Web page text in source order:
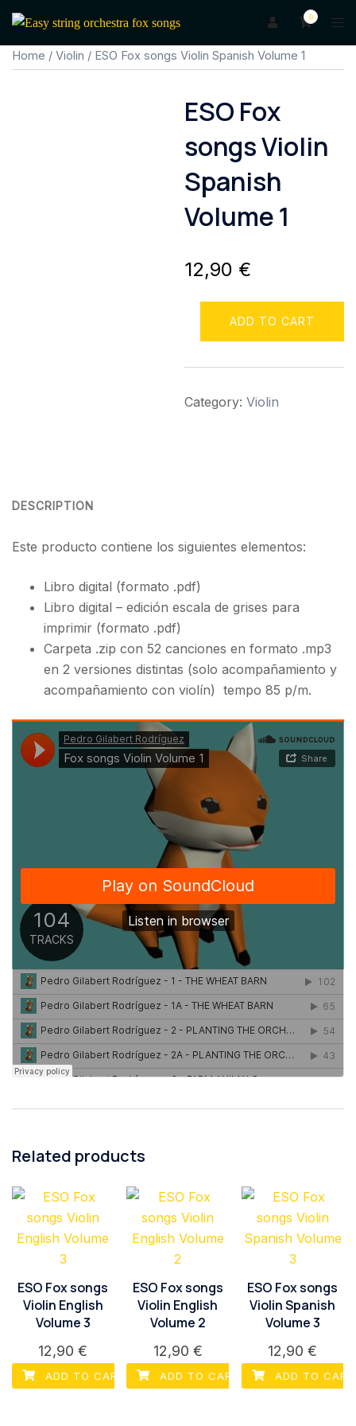
Skip
content
0
Home / Violin / ESO Fox songs Violin Spanish Volume 1
ESO Fox
songs Violin
Spanish
Volume 1
12,90 €
Spanish
ADD TO CART
Category:Violin
DESCRIPTION
Este producto contiene los siguientes elementos:
Libro digital (formato .pdf)
Libro digital – edición escala de grises para
imprimir (formato .pdf)
Carpeta .zip con 52 canciones en formato .mp3
en 2 versiones distintas (solo acompañamiento y
acompañamiento con violín) tempo 85 p/m.
Related products
ESO Fox songs
Violin English
Volume 3
12,90€
ADD TO CART
ESO Fox songs
Violin English
Volume 2
12,90 €
ADD TO CART
ESO Fox songs
Violin Spanish
Volume 3
12,90€
ADD TO CART